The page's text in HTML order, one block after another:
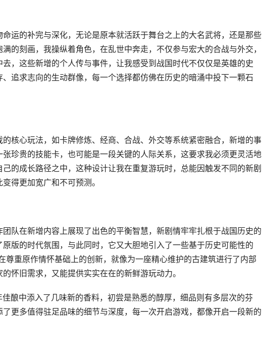
运的补完与深化，无论是原本就活跃于舞台之上的大名武将，还是那些
的刻画，我操纵着角色，在乱世中奔走，不仅参与宏大的合战与外交，
，这些新增的个人传与事件，让我感受到战国时代不仅仅是英雄的史
追求志向的生动群像，每一个选择都仿佛在历史的暗涌中投下一颗石
核心玩法，如卡牌修炼、经商、合战、外交等系统紧密融合，新增的事
珍贵的技能卡，也可能是一段关键的人际关系，这要求我必须更灵活地
的成长路径之中，这种设计让我在重复游玩时，总能因触发不同的新剧
得更加宽广和不可预测。
队在新增内容上展现了出色的平衡智慧，新剧情牢牢扎根于战国历史的
版的时代氛围，与此同时，它又大胆地引入了一些基于历史可能性的
尊重原作情怀基础上的创新，就像为一座精心维护的古建筑进行了内部
怀旧需求，又能提供实实在在的新鲜游玩动力。
酿中添入了几味新的香料，初尝是熟悉的醇厚，细品则有多层次的芬
更多值得驻足品味的细节与深度，每一次开启游戏，都像开启一段新的